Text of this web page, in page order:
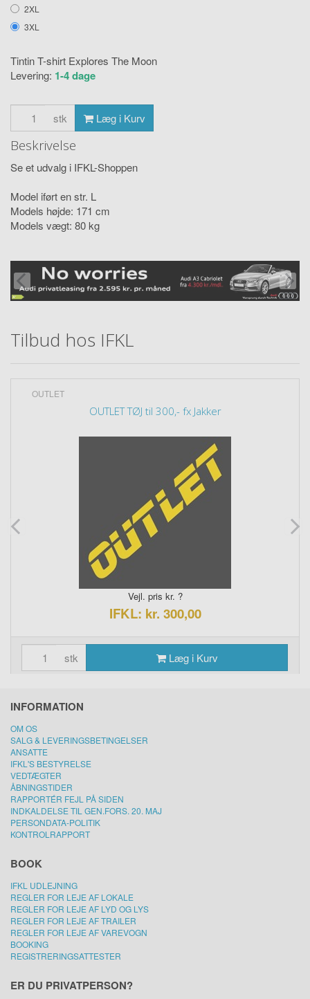
2XL
3XL
Tintin T-shirt Explores The Moon
Levering: 1-4 dage
stk Læg i Kurv
Beskrivelse
Se et udvalg i IFKL-Shoppen
Model iført en str. L
Models højde: 171 cm
Models vægt: 80 kg
Tilbud hos IFKL
OUTLET
OUTLET TØJ til 300,- fx Jakker
Vejl. pris kr. ?
IFKL: kr. 300,00
stk Læg i Kurv
INFORMATION
OM OS
SALG & LEVERINGSBETINGELSER
ANSATTE
IFKL'S BESTYRELSE
VEDTÆGTER
ÅBNINGSTIDER
RAPPORTÉR FEJL PÅ SIDEN
INDKALDELSE TIL GEN.FORS. 20. MAJ
PERSONDATA-POLITIK
KONTROLRAPPORT
BOOK
IFKL UDLEJNING
REGLER FOR LEJE AF LOKALE
REGLER FOR LEJE AF LYD OG LYS
REGLER FOR LEJE AF TRAILER
REGLER FOR LEJE AF VAREVOGN
BOOKING
REGISTRERINGSATTESTER
ER DU PRIVATPERSON?